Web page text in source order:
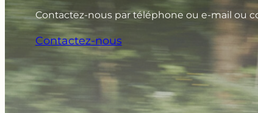
Contactez-nous par téléphone ou e-mail ou
Contactez-nous